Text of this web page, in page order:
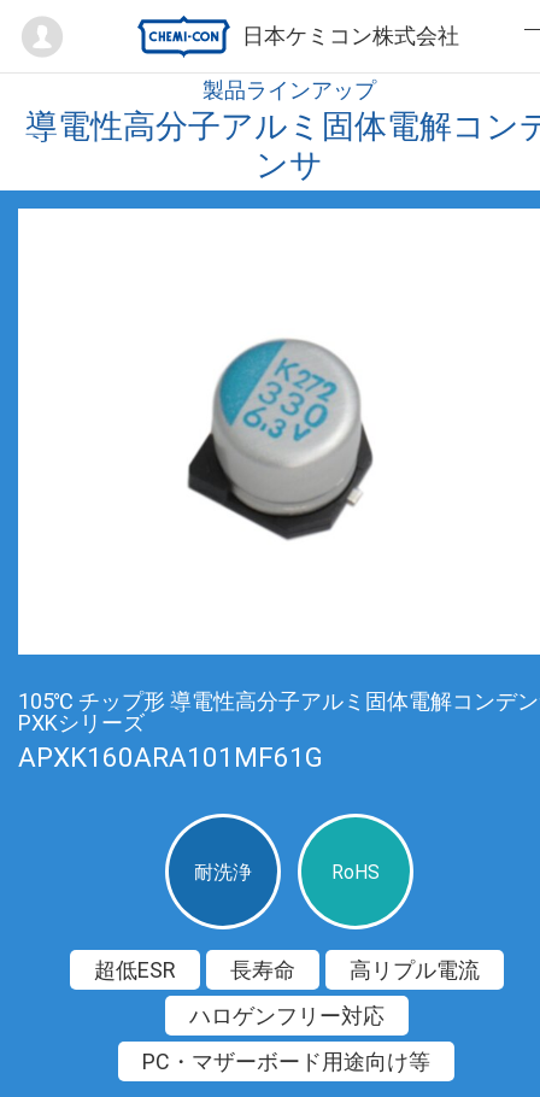
日本ケミコン株式会社
Mypage
製品ラインアップ
導電性高分子アルミ固体電解コン
ンサ
105℃ チップ形 導電性高分子アルミ固体電解コンデ
PXKシリーズ
APXK160ARA101MF61G
耐洗浄 RoHS
超低ESR 長寿命
高リプル電流
ハロゲンフリー対応
PC・マザーボード用途向け等